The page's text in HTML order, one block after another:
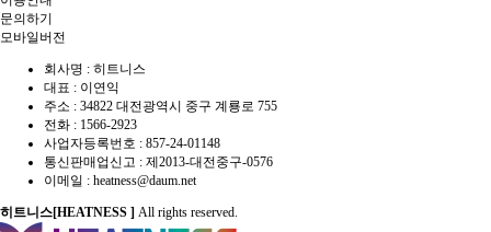
문의하기
모바일버전
회사명 : 히트니스
대표 : 이연익
주소 : 34822 대전광역시 중구 계룡로 755
전화 : 1566-2923
사업자등록번호 : 857-24-01148
통신판매업신고 : 제2013-대전중구-0576
이메일 : heatness@daum.net
히트니스[HEATNESS ] All rights reserved.